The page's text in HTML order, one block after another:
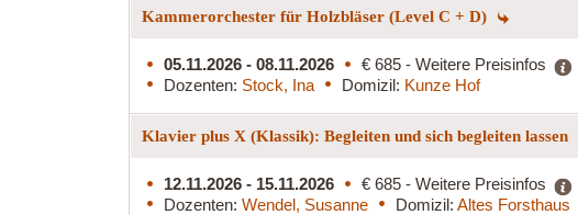
Kammerorchester für Holzbläser (Level C + D)
05.11.2026 - 08.11.2026
€ 685 - Weitere Preisinfos
Dozenten: Stock, Ina Domizil: Kunze Hof
Klavier plus X (Klassik): Begleiten und sich begleiten lassen
12.11.2026 - 15.11.2026
€ 685 - Weitere Preisinfos
Dozenten: Wendel, Susanne Domizil: Altes Forsthaus